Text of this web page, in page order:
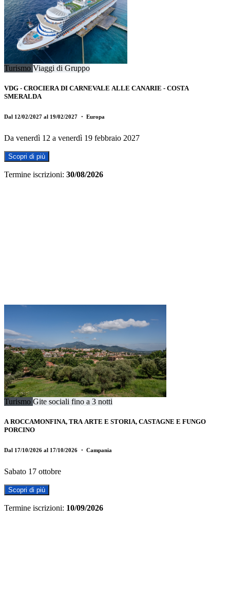
Turismo Viaggi di Gruppo
VDG - CROCIERA DI CARNEVALE ALLE CANARIE - COSTA
SMERALDA
Dal 12/02/2027 al 19/02/2027 ・ Europa
Da venerdì 12 a venerdì 19 febbraio 2027
Scopri di più
Termine iscrizioni: 30/08/2026
Turismo Gite sociali fino a 3 notti
A ROCCAMONFINA, TRA ARTE E STORIA, CASTAGNE E FUNGO
PORCINO
Dal 17/10/2026 al 17/10/2026 ・ Campania
Sabato 17 ottobre
Scopri di più
Termine iscrizioni: 10/09/2026